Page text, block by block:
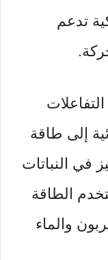
تدعم
إلى طاقة
في النباتات
الطاقة
والماء